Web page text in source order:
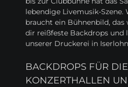
lebendige Livemusik-
braucht ein Bühnenbild,
dir reißfeste Backdrops und
unserer Druckerei in
BACKDROPS FÜR DIE
KONZERTHALLEN